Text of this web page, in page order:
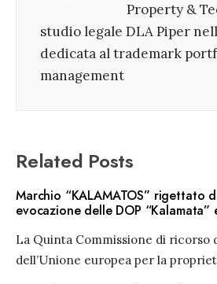
Property &
studio legale DLA Piper
dedicata al trademark
management
Related Posts
Marchio “KALAMATOS” rigettato
evocazione delle DOP “Kalamata”
La Quinta Commissione di ricorso
dell’Unione europea per la